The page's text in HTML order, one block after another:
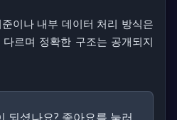
이나 내부 데이터 처리 방식은
르며 정확한 구조는 공개되지